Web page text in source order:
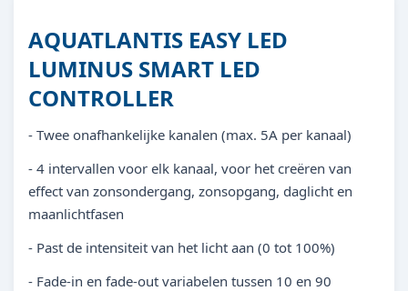
AQUATLANTIS EASY LED
LUMINUS SMART LED
CONTROLLER
- Twee onafhankelijke kanalen (max. 5A per kanaal)
- 4 intervallen voor elk kanaal, voor het creëren van
effect van zonsondergang, zonsopgang, daglicht en
maanlichtfasen
- Past de intensiteit van het licht aan (0 tot 100%)
- Fade-in en fade-out variabelen tussen 10 en 90